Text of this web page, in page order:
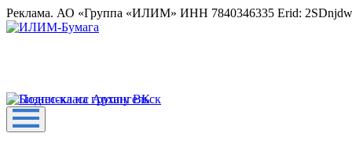
Реклама. АО «Группа «ИЛИМ» ИНН 7840346335 Erid: